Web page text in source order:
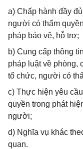
a) Chấp hành đầy
người có thẩm
pháp bảo vệ, hỗ trợ;
b) Cung cấp thông
pháp luật về phòng,
tổ chức, người có
c) Thực hiện yêu
quyền trong phát
người;
d) Nghĩa vụ khác
quan.